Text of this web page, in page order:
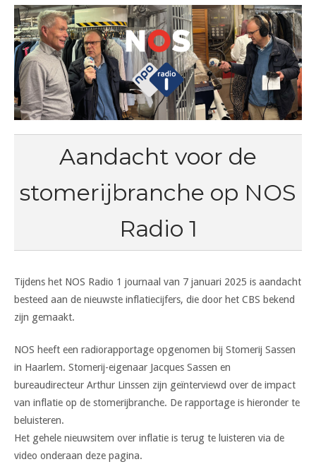
Aandacht voor de
stomerijbranche op NOS
Radio 1
Tijdens het NOS Radio 1 journaal van 7 januari 2025 is aandacht
besteed aan de nieuwste inflatiecijfers, die door het CBS bekend
zijn gemaakt.
NOS heeft een radiorapportage opgenomen bij Stomerij Sassen
in Haarlem. Stomerij-eigenaar Jacques Sassen en
bureaudirecteur Arthur Linssen zijn geïnterviewd over de impact
van inflatie op de stomerijbranche. De rapportage is hieronder te
beluisteren.
Het gehele nieuwsitem over inflatie is terug te luisteren via de
video onderaan deze pagina.